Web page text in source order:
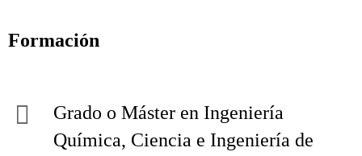
Formación
Grado o Máster en Ingeniería
Química, Ciencia e Ingeniería de